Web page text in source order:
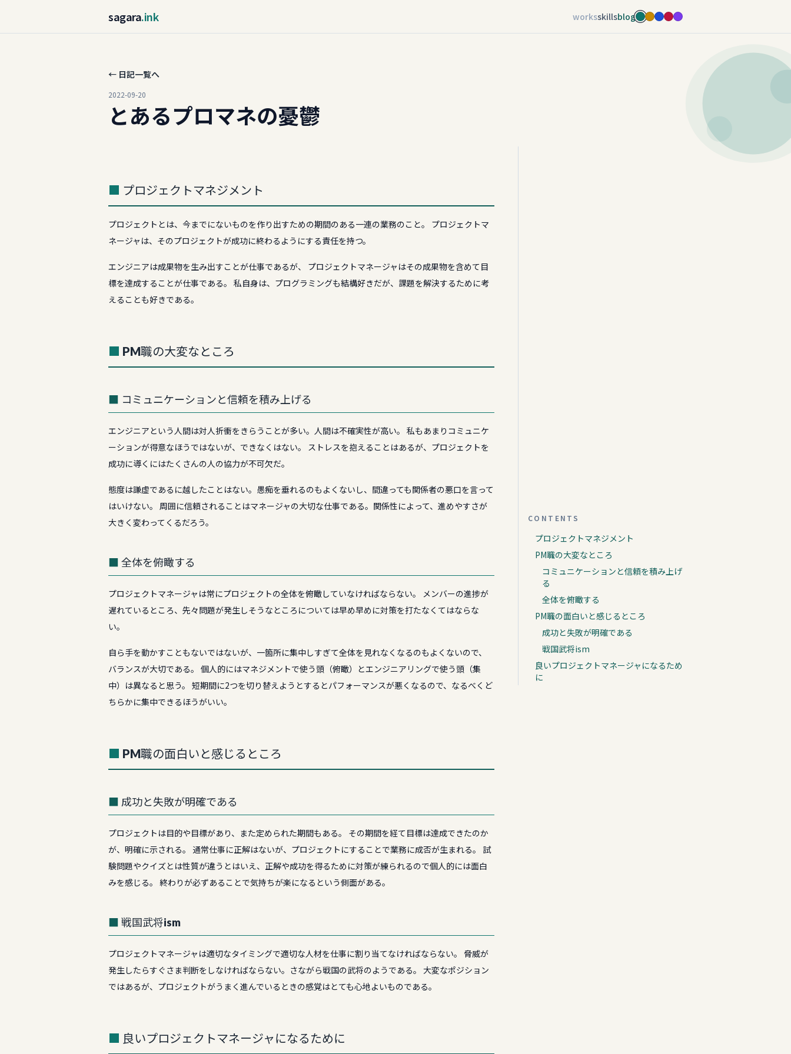
sagara.ink worksskillsblog
← 日記一覧へ
2022-09-20
とあるプロマネの憂鬱
プロジェクトマネジメント
プロジェクトとは、今までにないものを作り出すための期間のある一連の業務のこと。 プロジェクトマ
ネージャは、そのプロジェクトが成功に終わるようにする責任を持つ。
エンジニアは成果物を生み出すことが仕事であるが、 プロジェクトマネージャはその成果物を含めて目
標を達成することが仕事である。 私自身は、プログラミングも結構好きだが、課題を解決するために考
えることも好きである。
PM職の大変なところ
コミュニケーションと信頼を積み上げる
エンジニアという人間は対人折衝をきらうことが多い。人間は不確実性が高い。 私もあまりコミュニケ
ーションが得意なほうではないが、できなくはない。 ストレスを抱えることはあるが、プロジェクトを
成功に導くにはたくさんの人の協力が不可欠だ。
態度は謙虚であるに越したことはない。愚痴を垂れるのもよくないし、間違っても関係者の悪口を言って
はいけない。 周囲に信頼されることはマネージャの大切な仕事である。関係性によって、進めやすさが
大きく変わってくるだろう。
全体を俯瞰する
プロジェクトマネージャは常にプロジェクトの全体を俯瞰していなければならない。 メンバーの進捗が
遅れているところ、先々問題が発生しそうなところについては早め早めに対策を打たなくてはならな
い。
自ら手を動かすこともないではないが、一箇所に集中しすぎて全体を見れなくなるのもよくないので、
バランスが大切である。 個人的にはマネジメントで使う頭（俯瞰）とエンジニアリングで使う頭（集
中）は異なると思う。 短期間に2つを切り替えようとするとパフォーマンスが悪くなるので、なるべくど
ちらかに集中できるほうがいい。
PM職の面白いと感じるところ
成功と失敗が明確である
プロジェクトは目的や目標があり、また定められた期間もある。 その期間を経て目標は達成できたのか
が、明確に示される。 通常仕事に正解はないが、プロジェクトにすることで業務に成否が生まれる。 試
験問題やクイズとは性質が違うとはいえ、正解や成功を得るために対策が練られるので個人的には面白
みを感じる。 終わりが必ずあることで気持ちが楽になるという側面がある。
戦国武将ism
プロジェクトマネージャは適切なタイミングで適切な人材を仕事に割り当てなければならない。 脅威が
発生したらすぐさま判断をしなければならない。さながら戦国の武将のようである。 大変なポジション
ではあるが、プロジェクトがうまく進んでいるときの感覚はとても心地よいものである。
良いプロジェクトマネージャになるために
CONTENTS
プロジェクトマネジメント
PM職の大変なところ
コミュニケーションと信頼を積み上げ
る
全体を俯瞰する
PM職の面白いと感じるところ
成功と失敗が明確である
戦国武将ism
良いプロジェクトマネージャになるため
に